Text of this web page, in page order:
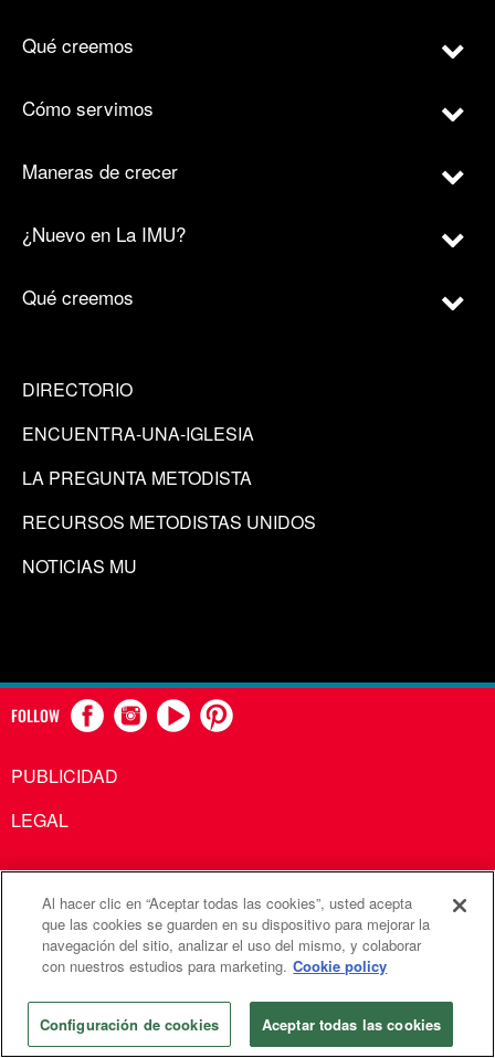
Qué creemos
Cómo servimos
Maneras de crecer
¿Nuevo en La IMU?
Qué creemos
DIRECTORIO
ENCUENTRA-UNA-IGLESIA
LA PREGUNTA METODISTA
RECURSOS METODISTAS UNIDOS
NOTICIAS MU
FOLLOW
PUBLICIDAD
LEGAL
Comunicaciones Metodistas Unidas es una agencia de la
Iglesia Metodista Unida
©2026Comunicaciones Metodistas Unidas. Reservados
todos los derechos
Al hacer clic en “Aceptar todas las cookies”, usted acepta
que las cookies se guarden en su dispositivo para mejorar la
navegación del sitio, analizar el uso del mismo, y colaborar
con nuestros estudios para marketing. Cookie policy
Configuración de cookies Aceptar todas las cookies